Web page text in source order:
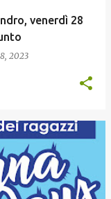
venerdì 28
2023